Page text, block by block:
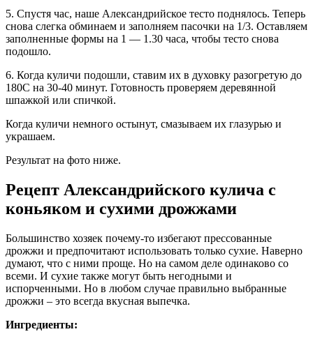
5. Спустя час, наше Александрийское тесто поднялось. Теперь
снова слегка обминаем и заполняем пасочки на 1/3. Оставляем
заполненные формы на 1 — 1.30 часа, чтобы тесто снова
подошло.
6. Когда куличи подошли, ставим их в духовку разогретую до
180С на 30-40 минут. Готовность проверяем деревянной
шпажкой или спичкой.
Когда куличи немного остынут, смазываем их глазурью и
украшаем.
Результат на фото ниже.
Рецепт Александрийского кулича с
коньяком и сухими дрожжами
Большинство хозяек почему-то избегают прессованные
дрожжи и предпочитают использовать только сухие. Наверно
думают, что с ними проще. Но на самом деле одинаково со
всеми. И сухие также могут быть негодными и
испорченными. Но в любом случае правильно выбранные
дрожжи – это всегда вкусная выпечка.
Ингредиенты: